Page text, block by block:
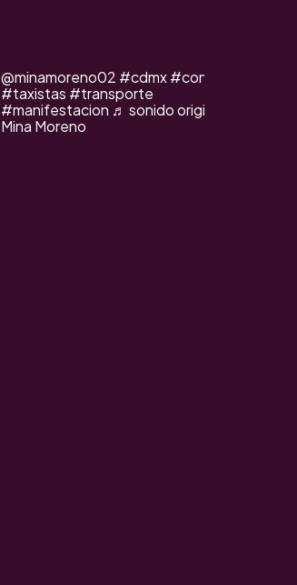
@minamoreno02 #cdmx#congreso
#taxistas #transporte
#manifestacion ♬ sonido original -
Mina Moreno